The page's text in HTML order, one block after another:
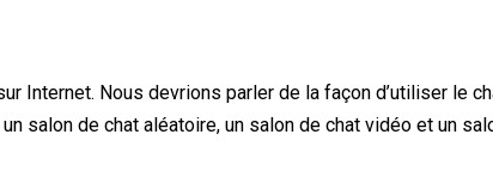
Internet. Nous devrions parler de la façon d’utiliser le
salon de chat aléatoire, un salon de chat vidéo et un